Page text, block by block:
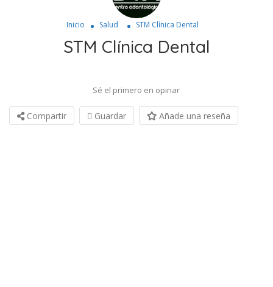
Inicio Salud STM Clínica Dental
STM Clínica Dental
Sé el primero en opinar
Compartir Guardar Añade una reseña